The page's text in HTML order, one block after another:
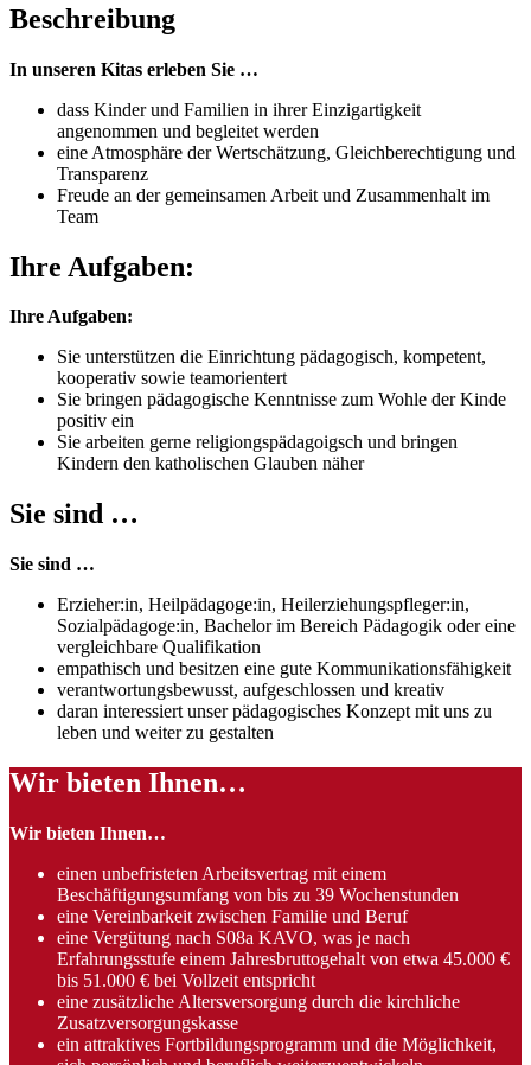
Beschreibung
In unseren Kitas erleben Sie …
dass Kinder und Familien in ihrer Einzigartigkeit
angenommen und begleitet werden
eine Atmosphäre der Wertschätzung, Gleichberechtigung und
Transparenz
Freude an der gemeinsamen Arbeit und Zusammenhalt im
Team
Ihre Aufgaben:
Ihre Aufgaben:
Sie unterstützen die Einrichtung pädagogisch, kompetent,
kooperativ sowie teamorientert
Sie bringen pädagogische Kenntnisse zum Wohle der Kinde
positiv ein
Sie arbeiten gerne religiongspädagoigsch und bringen
Kindern den katholischen Glauben näher
Sie sind …
Sie sind …
Erzieher:in, Heilpädagoge:in, Heilerziehungspfleger:in,
Sozialpädagoge:in, Bachelor im Bereich Pädagogik oder eine
vergleichbare Qualifikation
empathisch und besitzen eine gute Kommunikationsfähigkeit
verantwortungsbewusst, aufgeschlossen und kreativ
daran interessiert unser pädagogisches Konzept mit uns zu
leben und weiter zu gestalten
Wir bieten Ihnen…
Wir bieten Ihnen…
einen unbefristeten Arbeitsvertrag mit einem
Beschäftigungsumfang von bis zu 39 Wochenstunden
eine Vereinbarkeit zwischen Familie und Beruf
eine Vergütung nach S08a KAVO, was je nach
Erfahrungsstufe einem Jahresbruttogehalt von etwa 45.000 €
bis 51.000 € bei Vollzeit entspricht
eine zusätzliche Altersversorgung durch die kirchliche
Zusatzversorgungskasse
ein attraktives Fortbildungsprogramm und die Möglichkeit,